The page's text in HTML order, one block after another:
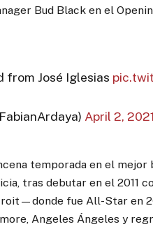
Bud Black en el
from José Iglesias
April 2, 2021
temporada en el
tras debutar en el 2011
fue All-Star en
Angeles Ángeles y